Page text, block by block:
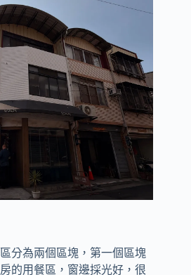
分為兩個區塊，第一個區塊
的用餐區，窗邊採光好，很